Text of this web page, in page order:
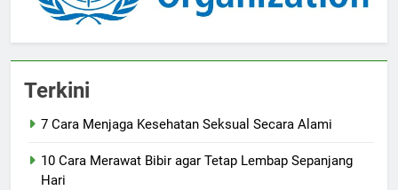
Terkini
7 Cara Menjaga Kesehatan Seksual Secara Alami
10 Cara Merawat Bibir agar Tetap Lembap Sepanjang
Hari